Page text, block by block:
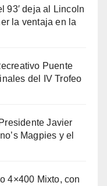
93′ deja al Lincoln
la ventaja en la
Puente
del IV Trofeo
Javier
Magpies y el
4×400 Mixto, con